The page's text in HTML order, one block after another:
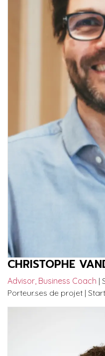
CHRISTOPHE
Advisor, Business Coach |
Porteur.ses de projet |